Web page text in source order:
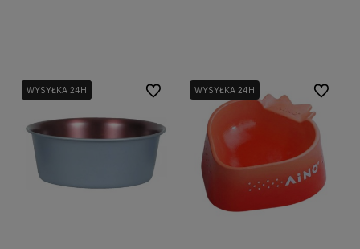
WYSYŁKA 24H
WYSYŁKA 24H
WYSYŁKA 24H Do ulubionychWYSYŁKA 24H Do